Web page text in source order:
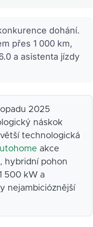
dohání.
přes 1 000 km,
a asistenta jízdy
2025
náskok
technologická
akce
, hybridní pohon
500 kW a
nejambicióznější